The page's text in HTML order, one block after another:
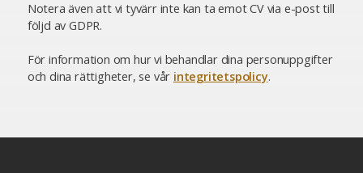
Notera även att vi tyvärr inte kan ta emot CV via e-post till
följd av GDPR.
För information om hur vi behandlar dina personuppgifter
och dina rättigheter, se vår integritetspolicy.